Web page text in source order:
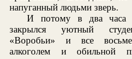
напуганный людьми зверь.
И потому в два часа
закрылся уютный
«Воробьи» и все
алкоголем и обильной